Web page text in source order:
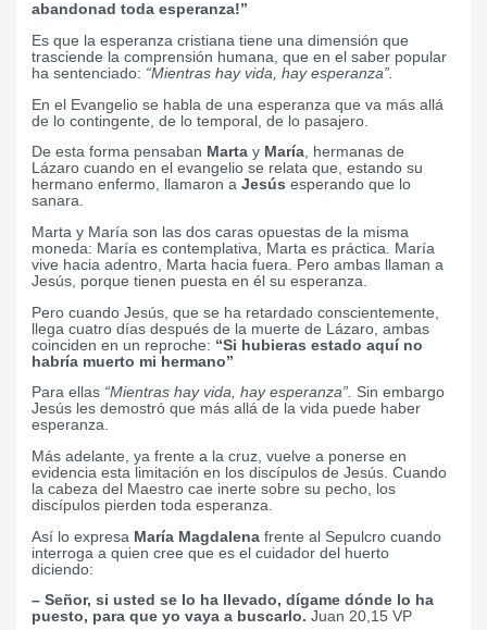
abandonad toda esperanza!”
Es que la esperanza cristiana tiene una dimensión que
trasciende la comprensión humana, que en el saber popular
ha sentenciado: “Mientras hay vida, hay esperanza”.
En el Evangelio se habla de una esperanza que va más allá
de lo contingente, de lo temporal, de lo pasajero.
De esta forma pensaban Martay María, hermanas de
Lázaro cuando en el evangelio se relata que, estando su
hermano enfermo, llamaron aJesús esperando que lo
sanara.
Marta y María son las dos caras opuestas de la misma
moneda: María es contemplativa, Marta es práctica. María
vive hacia adentro, Marta hacia fuera. Pero ambas llaman a
Jesús, porque tienen puesta en él su esperanza.
Pero cuando Jesús, que se ha retardado conscientemente,
llega cuatro días después de la muerte de Lázaro, ambas
coinciden en un reproche: “Si hubieras estado aquí no
habría muerto mi hermano”
Para ellas “Mientras hay vida, hay esperanza”. Sin embargo
Jesús les demostró que más allá de la vida puede haber
esperanza.
Más adelante, ya frente a la cruz, vuelve a ponerse en
evidencia esta limitación en los discípulos de Jesús. Cuando
la cabeza del Maestro cae inerte sobre su pecho, los
discípulos pierden toda esperanza.
Así lo expresa María Magdalena frente al Sepulcro cuando
interroga a quien cree que es el cuidador del huerto
diciendo:
– Señor, si usted se lo ha llevado, dígame dónde lo ha
puesto, para que yo vaya a buscarlo.Juan 20,15 VP